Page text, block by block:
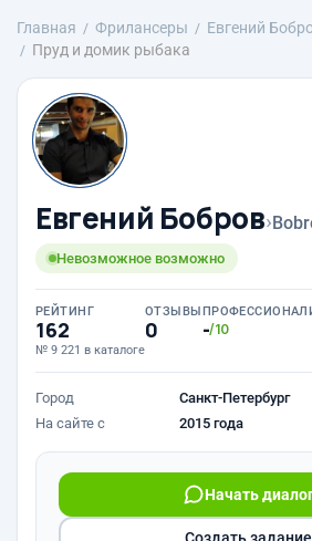
Главная Фрилансеры Евгений
Пруд и домик рыбака
Евгений Бобров›
Невозможное возможно
РЕЙТИНГ
162
№ 9 221 в каталоге
ОТЗЫВЫ
0 -/10
Город
Санкт-Петербург
На сайте с
2015 года
Начать
Создать задание